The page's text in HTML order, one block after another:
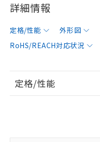
詳細情報
定格/性能 外形図
RoHS/REACH対応状況
定格/性能